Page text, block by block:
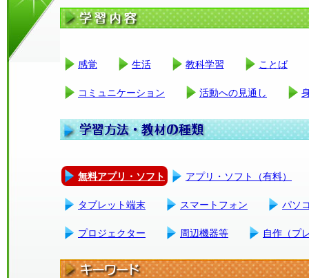
感覚 生活 教科学習 ことば
コミュニケーション 活動への見通し
無料アプリ・ソフト アプリ・ソフト（有料）
タブレット端末 スマートフォン パソ
プロジェクター 周辺機器等 自作（プ